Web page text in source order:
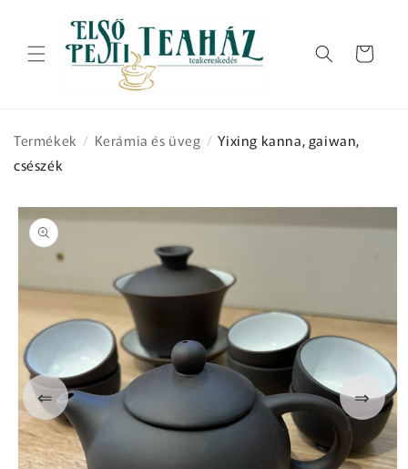
tartalomhoz
Kosár
Termékek / Kerámia és üveg / Yixing kanna, gaiwan,
csészék
⇐
Kihagyás, és
ugrás a
termékadatokra
⇒